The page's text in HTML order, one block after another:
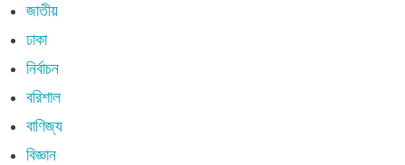
জাতীয়
ঢাকা
নির্বাচন
বরিশাল
বাণিজ্য
বিজ্ঞান